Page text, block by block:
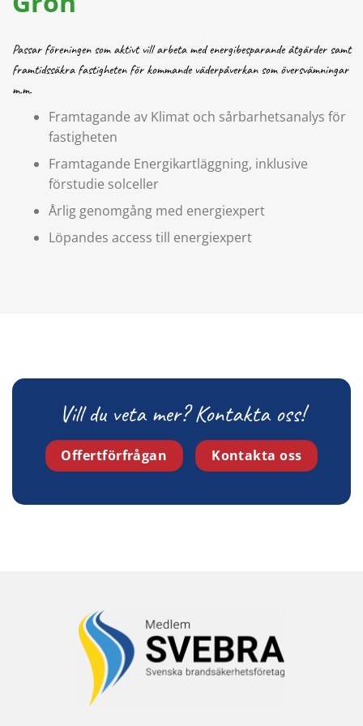
Passar föreningen som aktivt vill arbeta med energibesparande åtgärder samt
framtidssäkra fastigheten för kommande väderpåverkan som översvämningar
m.m.
Framtagande av Klimat och sårbarhetsanalys för
fastigheten
Framtagande Energikartläggning, inklusive
förstudie solceller
Årlig genomgång med energiexpert
Löpandes access till energiexpert
Vill du veta mer? Kontakta oss!
Offertförfrågan Kontakta oss